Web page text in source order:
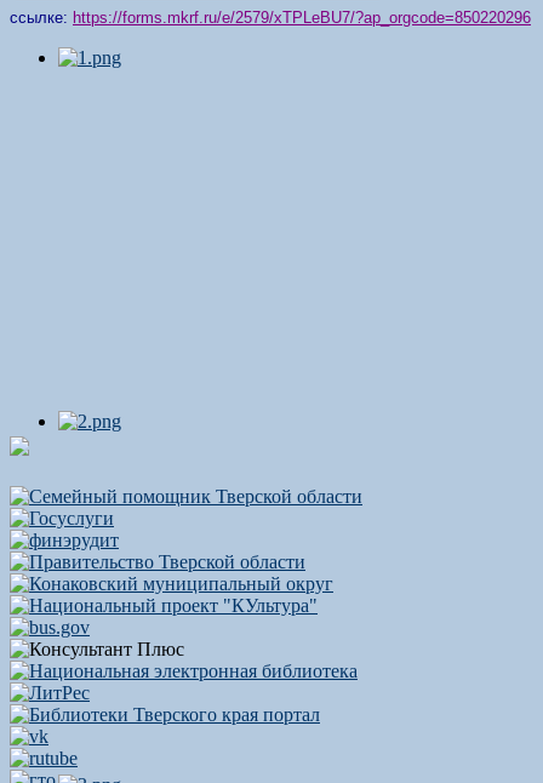
ссылке: https://forms.mkrf.ru/e/2579/xTPLeBU7/?ap_orgcode=850220296